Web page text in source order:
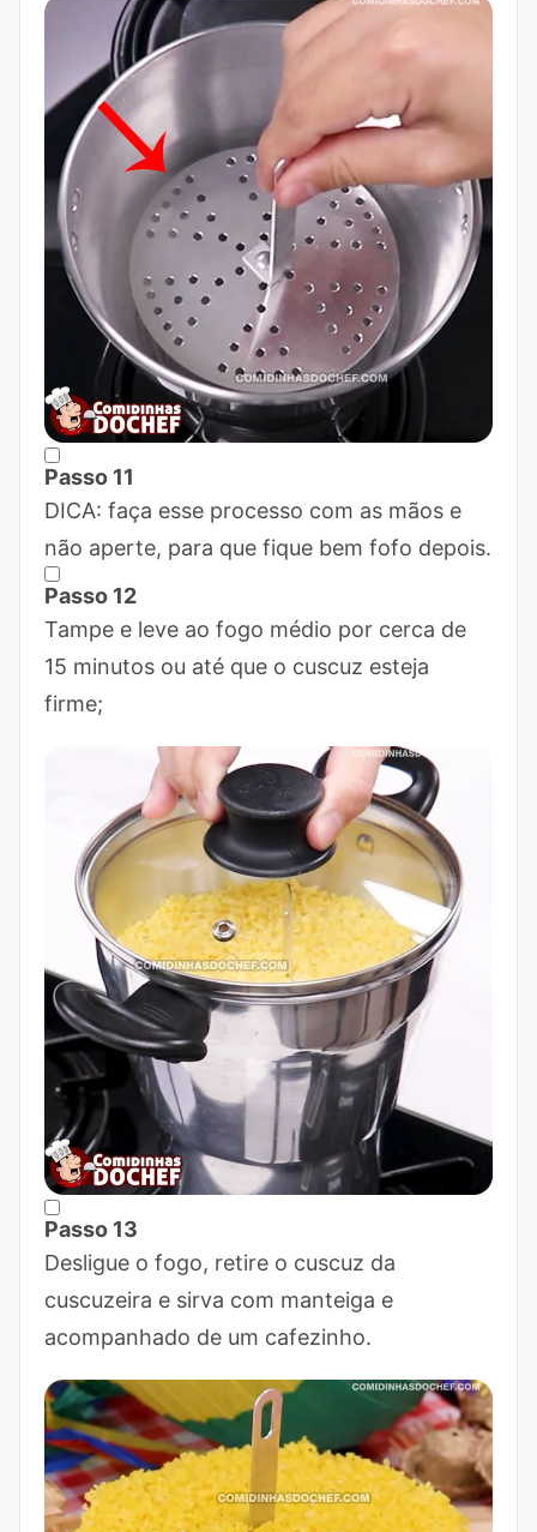
Passo 11
Marcar Passo 11 como concluído
DICA: faça esse processo com as mãos e
não aperte, para que fique bem fofo depois.
Passo 12
Marcar Passo 12 como concluído
Tampe e leve ao fogo médio por cerca de
15 minutos ou até que o cuscuz esteja
firme;
Passo 13
Marcar Passo 13 como concluído
Desligue o fogo, retire o cuscuz da
cuscuzeira e sirva com manteiga e
acompanhado de um cafezinho.